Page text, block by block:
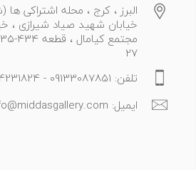
البرز ، کرج ، محله اشتراکی
خیابان شهید صیاد شیرازی ،
27
تلفن: 09133087851 - 02634231824
ایمیل: info@middasgallery.com